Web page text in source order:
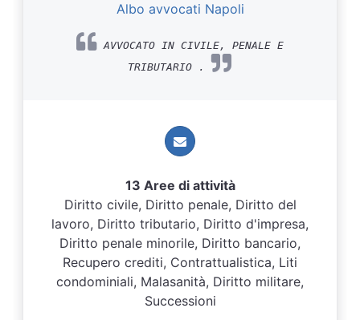
Albo avvocati Napoli
AVVOCATO IN CIVILE, PENALE E
TRIBUTARIO .
13 Aree di attività
Diritto civile, Diritto penale, Diritto del
lavoro, Diritto tributario, Diritto d'impresa,
Diritto penale minorile, Diritto bancario,
Recupero crediti, Contrattualistica, Liti
condominiali, Malasanità, Diritto militare,
Successioni